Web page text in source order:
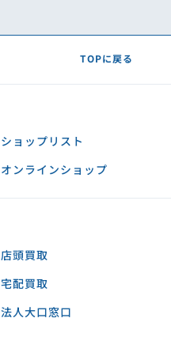
TOPに戻る
ショップリスト
オンラインショップ
店頭買取
宅配買取
法人大口窓口